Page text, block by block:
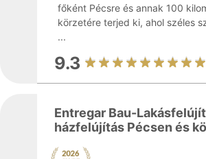
főként Pécsre és annak 100
körzetére terjed ki, ahol széles
...
9.3
Entregar Bau-
házfelújítás Pécsen és